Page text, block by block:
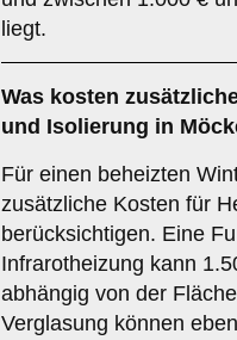
liegt.
Was kosten
und Isolierung in
Für einen beheizten
zusätzliche Kosten für
berücksichtigen. Eine
Infrarotheizung kann
abhängig von der
Verglasung können